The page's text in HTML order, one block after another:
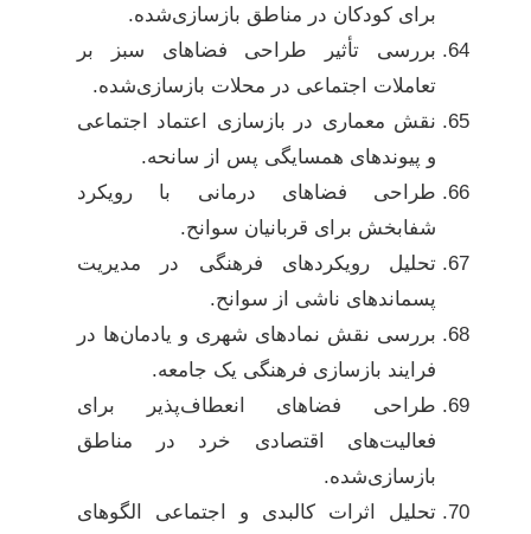
برای کودکان در مناطق بازسازی‌شده.
بررسی تأثیر طراحی فضاهای سبز بر
تعاملات اجتماعی در محلات بازسازی‌شده.
نقش معماری در بازسازی اعتماد اجتماعی
و پیوندهای همسایگی پس از سانحه.
طراحی فضاهای درمانی با رویکرد
شفابخش برای قربانیان سوانح.
تحلیل رویکردهای فرهنگی در مدیریت
پسماندهای ناشی از سوانح.
بررسی نقش نمادهای شهری و یادمان‌ها در
فرایند بازسازی فرهنگی یک جامعه.
طراحی فضاهای انعطاف‌پذیر برای
فعالیت‌های اقتصادی خرد در مناطق
بازسازی‌شده.
تحلیل اثرات کالبدی و اجتماعی الگوهای